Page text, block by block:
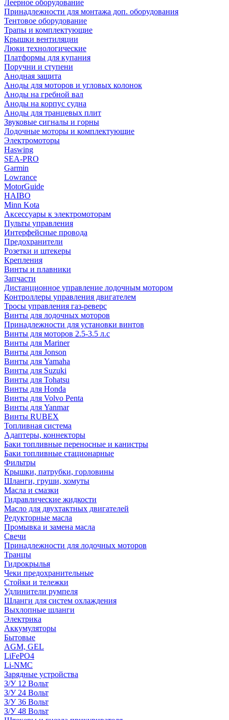
Леерное оборудование
Принадлежности для монтажа доп. оборудования
Тентовое оборудование
Трапы и комплектующие
Крышки вентиляции
Люки технологические
Платформы для купания
Поручни и ступени
Анодная защита
Аноды для моторов и угловых колонок
Аноды на гребной вал
Аноды на корпус судна
Аноды для транцевых плит
Звуковые сигналы и горны
Лодочные моторы и комплектующие
Электромоторы
Haswing
SEA-PRO
Garmin
Lowrance
MotorGuide
HAIBO
Minn Kota
Аксессуары к электромоторам
Пульты управления
Интерфейсные провода
Предохранители
Розетки и штекеры
Крепления
Винты и плавники
Запчасти
Дистанционное управление лодочным мотором
Контроллеры управления двигателем
Тросы управления газ-реверс
Винты для лодочных моторов
Принадлежности для установки винтов
Винты для моторов 2.5-3.5 л.с
Винты для Mariner
Винты для Jonson
Винты для Yamaha
Винты для Suzuki
Винты для Tohatsu
Винты для Honda
Винты для Volvo Penta
Винты для Yanmar
Винты RUBEX
Топливная система
Адаптеры, коннекторы
Баки топливные переносные и канистры
Баки топливные стационарные
Фильтры
Крышки, патрубки, горловины
Шланги, груши, хомуты
Масла и смазки
Гидравлические жидкости
Масло для двухтактных двигателей
Редукторные масла
Промывка и замена масла
Свечи
Принадлежности для лодочных моторов
Транцы
Гидрокрылья
Чеки предохранительные
Стойки и тележки
Удлинители румпеля
Шланги для систем охлаждения
Выхлопные шланги
Электрика
Аккумуляторы
Бытовые
AGM, GEL
LiFePO4
Li-NMC
Зарядные устройства
З/У 12 Вольт
З/У 24 Вольт
З/У 36 Вольт
З/У 48 Вольт